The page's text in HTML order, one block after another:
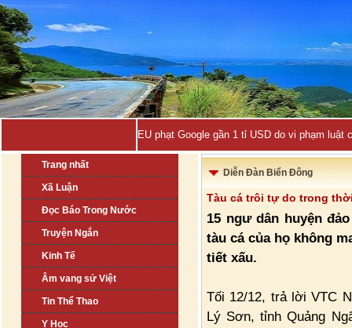
Mở rộng t_
Trang nhất
Xã Luận
Đọc Báo Trong Nước
Truyện Ngắn
Kinh Tế
Âm vang sử Việt
Tin Thể Thao
Y Học
Diễn Đàn Biển Đông
Tàu cá trôi tự do trong
15 ngư dân huyện
tàu cá của họ không
tiết xấu.
Tối 12/12, trả lời VTC
Lý Sơn, tỉnh Quảng